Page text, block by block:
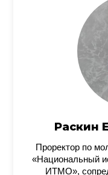
Раскин
Проректор по
«Национальный
ИТМО»,